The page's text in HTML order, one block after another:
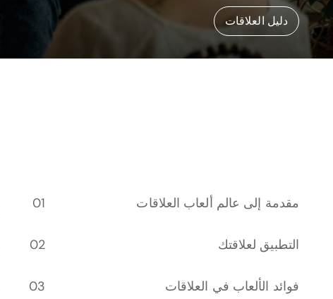
دليل العلاقات
مقدمة إلى عالم ألعاب العلاقات
التطبيق لعلاقتك
فوائد الألعاب في العلاقات